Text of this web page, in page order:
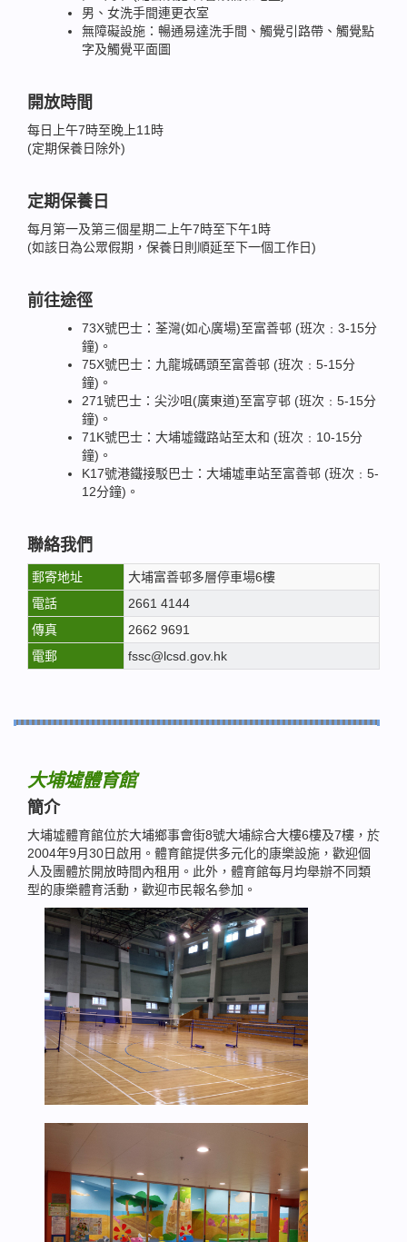
男、女洗手間連更衣室
無障礙設施：暢通易達洗手間、觸覺引路帶、觸覺點
字及觸覺平面圖
開放時間
每日上午7時至晚上11時
(定期保養日除外)
定期保養日
每月第一及第三個星期二上午7時至下午1時
(如該日為公眾假期，保養日則順延至下一個工作日)
前往途徑
73X號巴士：荃灣(如心廣場)至富善邨 (班次﹕3-15分
鐘)。
75X號巴士：九龍城碼頭至富善邨 (班次﹕5-15分
鐘)。
271號巴士：尖沙咀(廣東道)至富亨邨 (班次﹕5-15分
鐘)。
71K號巴士：大埔墟鐵路站至太和 (班次﹕10-15分
鐘)。
K17號港鐵接駁巴士：大埔墟車站至富善邨 (班次﹕5-
12分鐘)。
聯絡我們
郵寄地址
大埔富善邨多層停車場6樓
電話
2661 4144
傳真
2662 9691
電郵
fssc@lcsd.gov.hk
大埔墟體育館
簡介
大埔墟體育館位於大埔鄉事會街8號大埔綜合大樓6樓及7樓，於
2004年9月30日啟用。體育館提供多元化的康樂設施，歡迎個
人及團體於開放時間內租用。此外，體育館每月均舉辦不同類
型的康樂體育活動，歡迎市民報名參加。